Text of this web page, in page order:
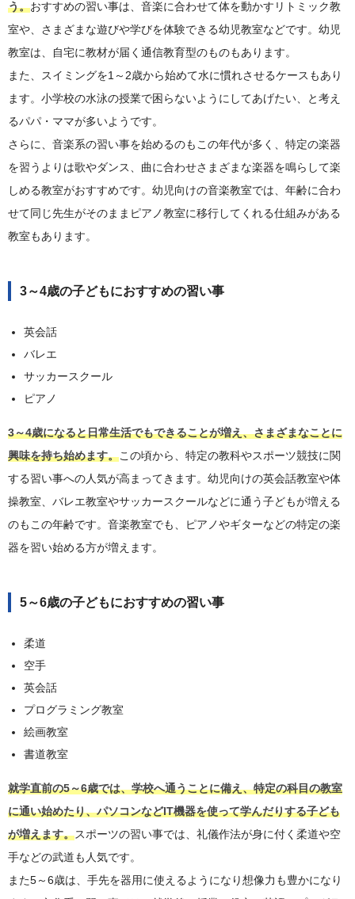
う。おすすめの習い事は、音楽に合わせて体を動かすリトミック教
室や、さまざまな遊びや学びを体験できる幼児教室などです。幼児
教室は、自宅に教材が届く通信教育型のものもあります。
また、スイミングを1～2歳から始めて水に慣れさせるケースもあり
ます。小学校の水泳の授業で困らないようにしてあげたい、と考え
るパパ・ママが多いようです。
さらに、音楽系の習い事を始めるのもこの年代が多く、特定の楽器
を習うよりは歌やダンス、曲に合わせさまざまな楽器を鳴らして楽
しめる教室がおすすめです。幼児向けの音楽教室では、年齢に合わ
せて同じ先生がそのままピアノ教室に移行してくれる仕組みがある
教室もあります。
3～4歳の子どもにおすすめの習い事
英会話
バレエ
サッカースクール
ピアノ
3～4歳になると日常生活でもできることが増え、さまざまなことに
興味を持ち始めます。この頃から、特定の教科やスポーツ競技に関
する習い事への人気が高まってきます。幼児向けの英会話教室や体
操教室、バレエ教室やサッカースクールなどに通う子どもが増える
のもこの年齢です。音楽教室でも、ピアノやギターなどの特定の楽
器を習い始める方が増えます。
5～6歳の子どもにおすすめの習い事
柔道
空手
英会話
プログラミング教室
絵画教室
書道教室
就学直前の5～6歳では、学校へ通うことに備え、特定の科目の教室
に通い始めたり、パソコンなどIT機器を使って学んだりする子ども
が増えます。スポーツの習い事では、礼儀作法が身に付く柔道や空
手などの武道も人気です。
また5～6歳は、手先を器用に使えるようになり想像力も豊かになり